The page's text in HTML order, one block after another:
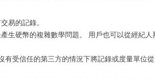
易的記錄。
生硬幣的複雜數學問題。 用戶也可以從經紀人
有受信任的第三方的情況下將記錄或度量單位